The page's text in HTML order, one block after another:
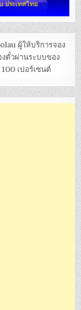
ผู้ให้บริการจอง
ตั๋วผ่านระบบของ
เปอร์เซนต์